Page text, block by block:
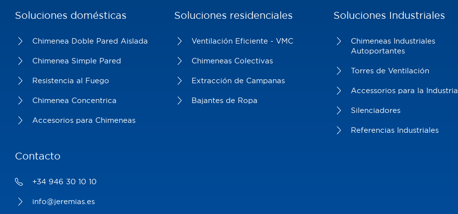
Soluciones domésticas
Chimenea Doble Pared Aislada
Chimenea Simple Pared
Resistencia al Fuego
Chimenea Concentrica
Accesorios para Chimeneas
Contacto
+34 946 30 10 10
info@jeremias.es
Soluciones residenciales
Ventilación Eficiente - VMC
Chimeneas Colectivas
Extracción de Campanas
Bajantes de Ropa
Soluciones Industriales
Chimeneas Industriales
Autoportantes
Torres de Ventilación
Accessorios para la Industria
Silenciadores
Referencias Industriales